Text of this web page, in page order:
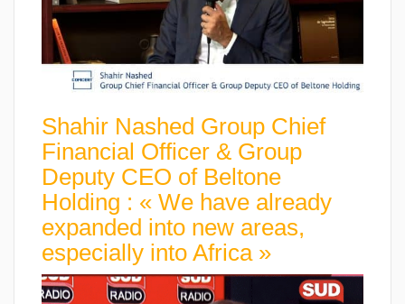
Shahir Nashed Group Chief
Financial Officer & Group
Deputy CEO of Beltone
Holding : « We have already
expanded into new areas,
especially into Africa »